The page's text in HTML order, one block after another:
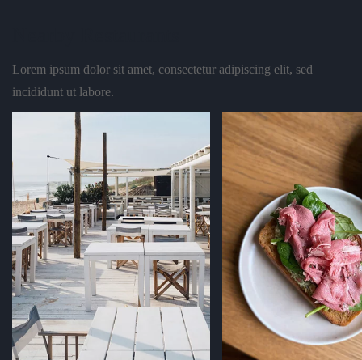
Lorem ipsum dolor sit amet, consectetur adipiscing elit, sed
incididunt ut labore.